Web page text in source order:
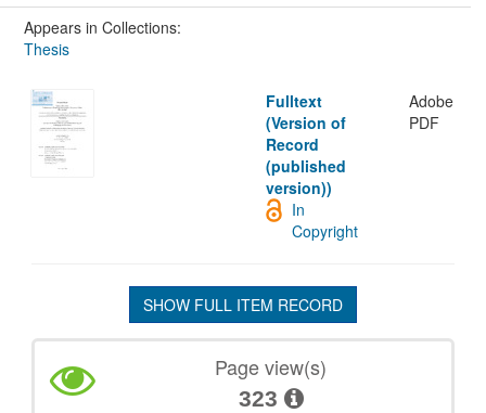
Appears in Collections:
Thesis
Fulltext
(Version of
Record
(published
version))
Adobe
PDF
In
Copyright
SHOW FULL ITEM RECORD
Page view(s)
323